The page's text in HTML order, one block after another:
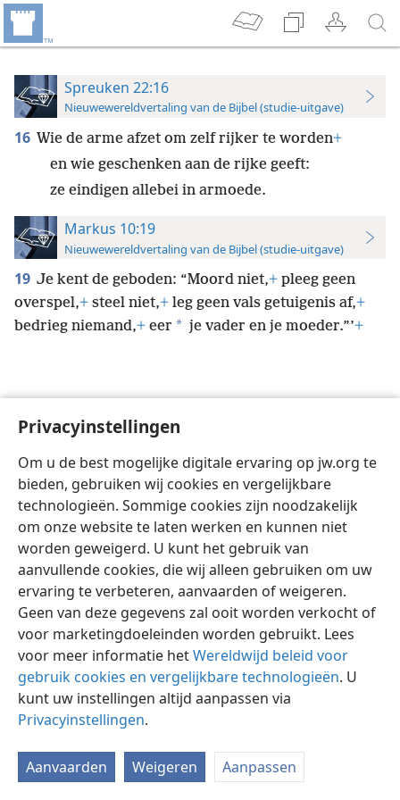
Privacyinstellingen
Om u de best mogelijke digitale ervaring op jw.org te
bieden, gebruiken wij cookies en vergelijkbare
technologieën. Sommige cookies zijn noodzakelijk
om onze website te laten werken en kunnen niet
worden geweigerd. U kunt het gebruik van
aanvullende cookies, die wij alleen gebruiken om uw
ervaring te verbeteren, aanvaarden of weigeren.
Geen van deze gegevens zal ooit worden verkocht of
voor marketingdoeleinden worden gebruikt. Lees
voor meer informatie hetWereldwijd beleid voor
gebruik cookies en vergelijkbare technologieën. U
kunt uw instellingen altijd aanpassen via
Privacyinstellingen.
Aanvaarden Weigeren Aanpassen
Spreuken 22:16
Nieuwewereldvertaling van de Bijbel (studie-uitgave)
16 Wie de arme afzet om zelf rijker te worden+
en wie geschenken aan de rijke geeft:
ze eindigen allebei in armoede.
Markus 10:19
Nieuwewereldvertaling van de Bijbel (studie-uitgave)
19 Je kent de geboden: “Moord niet,+ pleeg geen
overspel,+ steel niet,+ leg geen vals getuigenis af,+
bedrieg niemand,+ eer * je vader en je moeder.”’+
Nederlands Instellingen
Copyright © 2026 Watch Tower Bible and Tract Society of Pennsylvania
Gebruiksvoorwaarden Privacybeleid
JW.ORG
Inloggen